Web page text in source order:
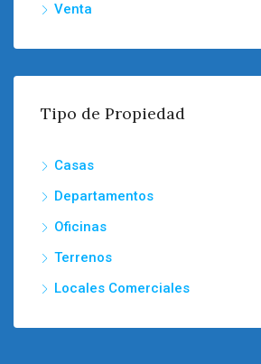
Venta
Tipo de Propiedad
Casas
Departamentos
Oficinas
Terrenos
Locales Comerciales